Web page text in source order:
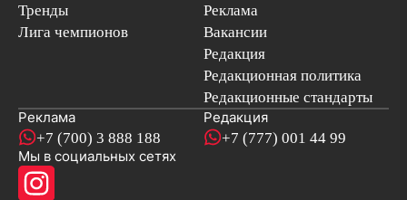
Тренды
Лига чемпионов
Реклама
Вакансии
Редакция
Редакционная политика
Редакционные стандарты
Реклама
+7 (700) 3 888 188
Редакция
+7 (777) 001 44 99
Мы в социальных сетях